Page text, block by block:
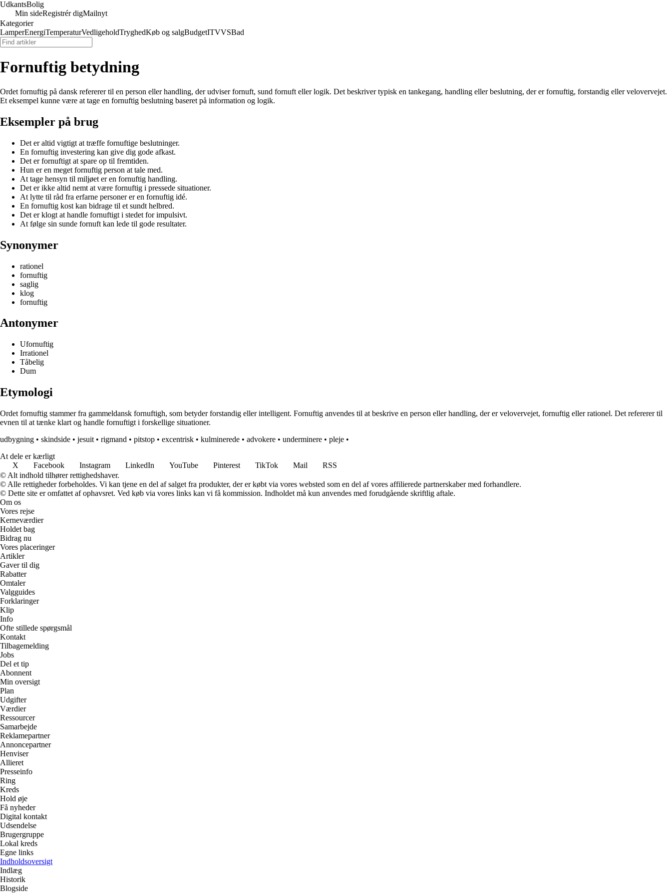
UdkantsBolig
Min sideRegistrér digMailnyt
Kategorier
LamperEnergiTemperaturVedligeholdTryghedKøb og salgBudgetITVVSBad
Fornuftig betydning
Ordet fornuftig på dansk refererer til en person eller handling, der udviser fornuft, sund fornuft eller logik. Det beskriver typisk en tankegang, handling eller beslutning, der er fornuftig, forstandig eller velovervejet.
Et eksempel kunne være at tage en fornuftig beslutning baseret på information og logik.
Eksempler på brug
Det er altid vigtigt at træffe fornuftige beslutninger.
En fornuftig investering kan give dig gode afkast.
Det er fornuftigt at spare op til fremtiden.
Hun er en meget fornuftig person at tale med.
At tage hensyn til miljøet er en fornuftig handling.
Det er ikke altid nemt at være fornuftig i pressede situationer.
At lytte til råd fra erfarne personer er en fornuftig idé.
En fornuftig kost kan bidrage til et sundt helbred.
Det er klogt at handle fornuftigt i stedet for impulsivt.
At følge sin sunde fornuft kan lede til gode resultater.
Synonymer
rationel
fornuftig
saglig
klog
fornuftig
Antonymer
Ufornuftig
Irrationel
Tåbelig
Dum
Etymologi
Ordet fornuftig stammer fra gammeldansk fornuftigh, som betyder forstandig eller intelligent. Fornuftig anvendes til at beskrive en person eller handling, der er velovervejet, fornuftig eller rationel. Det refererer til
evnen til at tænke klart og handle fornuftigt i forskellige situationer.
udbygning • skindside • jesuit • rigmand • pitstop • excentrisk • kulminerede • advokere • underminere • pleje •
At dele er kærligt
X
Facebook Instagram LinkedIn YouTube Pinterest TikTok Mail
RSS
© Alt indhold tilhører rettighedshaver.
© Alle rettigheder forbeholdes. Vi kan tjene en del af salget fra produkter, der er købt via vores websted som en del af vores affilierede partnerskaber med forhandlere.
© Dette site er omfattet af ophavsret. Ved køb via vores links kan vi få kommission. Indholdet må kun anvendes med forudgående skriftlig aftale.
Om os
Vores rejse
Kerneværdier
Holdet bag
Bidrag nu
Vores placeringer
Artikler
Gaver til dig
Rabatter
Omtaler
Valgguides
Forklaringer
Klip
Info
Ofte stillede spørgsmål
Kontakt
Tilbagemelding
Jobs
Del et tip
Abonnent
Min oversigt
Plan
Udgifter
Værdier
Ressourcer
Samarbejde
Reklamepartner
Annoncepartner
Henviser
Allieret
Presseinfo
Ring
Kreds
Hold øje
Få nyheder
Digital kontakt
Udsendelse
Brugergruppe
Lokal kreds
Egne links
Indholdsoversigt
Indlæg
Historik
Blogside